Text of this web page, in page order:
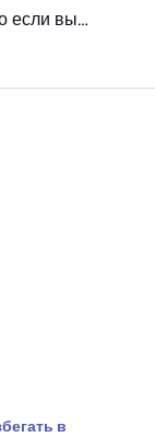
если вы…
в